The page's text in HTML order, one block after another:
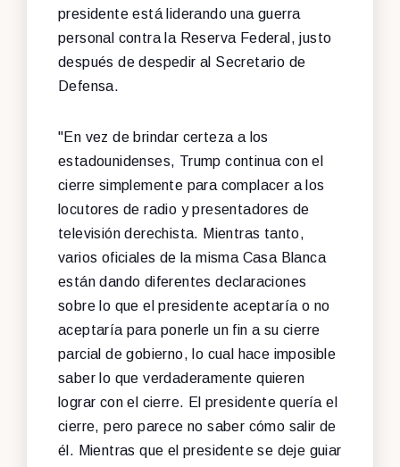
presidente está liderando una guerra
personal contra la Reserva Federal, justo
después de despedir al Secretario de
Defensa.
"En vez de brindar certeza a los
estadounidenses, Trump continua con el
cierre simplemente para complacer a los
locutores de radio y presentadores de
televisión derechista. Mientras tanto,
varios oficiales de la misma Casa Blanca
están dando diferentes declaraciones
sobre lo que el presidente aceptaría o no
aceptaría para ponerle un fin a su cierre
parcial de gobierno, lo cual hace imposible
saber lo que verdaderamente quieren
lograr con el cierre. El presidente quería el
cierre, pero parece no saber cómo salir de
él. Mientras que el presidente se deje guiar